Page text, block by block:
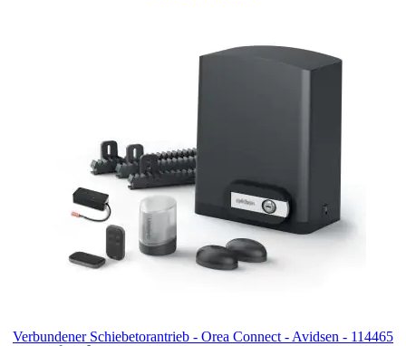
Verbundener Schiebetorantrieb - Orea Connect - Avidsen - 114465